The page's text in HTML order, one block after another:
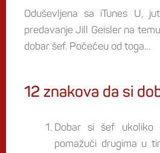
Oduševljena sa iTunes U,
predavanje Jill Geisler na
dobar šef. Počećeu od toga…
12 znakova da si
Dobar si šef ukoliko
pomažući drugima u